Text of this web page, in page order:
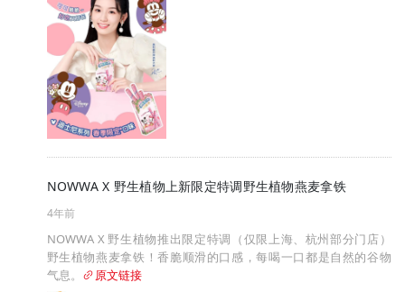
NOWWA X 野生植物上新限定特调野生植物燕麦拿铁
4年前
NOWWA X 野生植物推出限定特调（仅限上海、杭州部分门店）
野生植物燕麦拿铁！香脆顺滑的口感，每喝一口都是自然的谷物
气息。
原文链接